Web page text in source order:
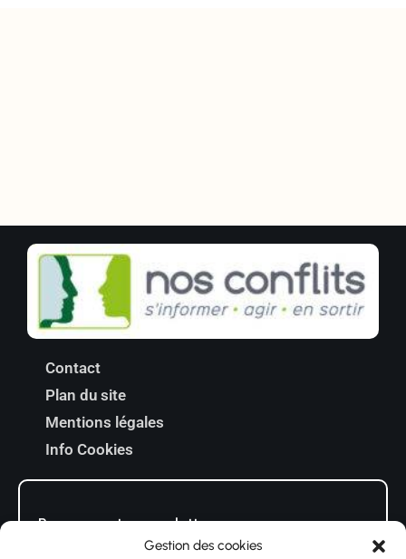
Gestion des cookies
Contact
Plan du site
Mentions légales
Info Cookies
Recevez notre newsletter